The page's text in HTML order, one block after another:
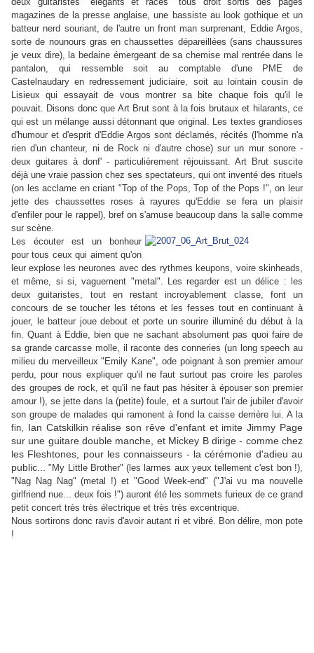
magazines de la presse anglaise, une bassiste au look gothique et un
batteur nerd souriant, de l'autre un front man surprenant, Eddie Argos,
sorte de nounours gras en chaussettes dépareillées (sans chaussures
je veux dire), la bedaine émergeant de sa chemise mal rentrée dans le
pantalon, qui ressemble soit au comptable d'une PME de
Castelnaudary en redressement judiciaire, soit au lointain cousin de
Lisieux qui essayait de vous montrer sa bite chaque fois qu'il le
pouvait. Disons donc que Art Brut sont à la fois brutaux et hilarants, ce
qui est un mélange aussi détonnant que original. Les textes grandioses
d'humour et d'esprit d'Eddie Argos sont déclamés, récités (l'homme n'a
rien d'un chanteur, ni de Rock ni d'autre chose) sur un mur sonore -
deux guitares à donf' - particulièrement réjouissant. Art Brut suscite
déjà une vraie passion chez ses spectateurs, qui ont inventé des rituels
(on les acclame en criant "Top of the Pops, Top of the Pops !", on leur
jette des chaussettes roses à rayures qu'Eddie se fera un plaisir
d'enfiler pour le rappel), bref on s'amuse beaucoup dans la salle comme
sur scène.
Les écouter est un bonheur
pour tous ceux qui aiment qu'on
leur explose les neurones avec des rythmes keupons, voire skinheads,
et même, si si, vaguement "metal". Les regarder est un délice : les
deux guitaristes, tout en restant incroyablement classe, font un
concours de se toucher les tétons et les fesses tout en continuant à
jouer, le batteur joue debout et porte un sourire illuminé du début à la
fin. Quant à Eddie, bien que ne sachant absolument pas quoi faire de
sa grande carcasse molle, il raconte des conneries (un long speech au
milieu du merveilleux "Emily Kane", ode poignant à son premier amour
perdu, pour nous expliquer qu'il ne faut surtout pas croire les paroles
des groupes de rock, et qu'il ne faut pas hésiter à épouser son premier
amour !), se jette dans la (petite) foule, et a surtout l'air de jubiler d'avoir
son groupe de malades qui ramonent à fond la caisse derrière lui. A la
fin, Ian Catskilkin réalise son rêve d'enfant et imite Jimmy Page
sur une guitare double manche, et Mickey B dirige - comme chez
les Fleshtones, pour les connaisseurs - la cérémonie d'adieu au
public..."My Little Brother" (les larmes aux yeux tellement c'est bon !),
"Nag Nag Nag" (metal !) et "Good Week-end" ("J'ai vu ma nouvelle
girlfriend nue... deux fois !") auront été les sommets furieux de ce grand
petit concert très très électrique et très très excentrique.
Nous sortirons donc ravis d'avoir autant ri et vibré. Bon délire, mon pote
!